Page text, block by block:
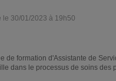
le 30/01/2023 à 19h50
de formation d'Assistante de
dans le processus de soins des